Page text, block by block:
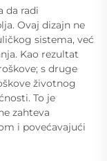
da radi
Ovaj dizajn ne
sistema, već
Kao rezultat
s druge
životnog
To je
zahteva
i povećavajući